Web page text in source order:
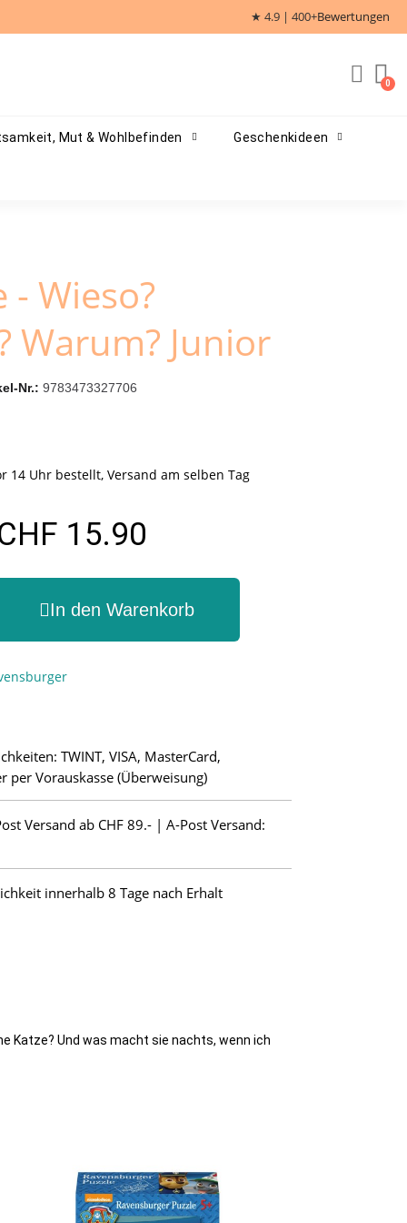
★ 4.9 | 400+Bewertungen
Mut & Wohlbefinden Geschenkideen
- Wieso?
Warum? Junior
Nr. 9783473327706
14 Uhr bestellt, Versand am selben Tag
15.90
In den Warenkorb
TWINT, VISA, MasterCard,
per Vorauskasse (Überweisung)
Versand ab CHF 89.- | A-Post Versand:
innerhalb 8 Tage nach Erhalt
Katze? Und was macht sie nachts, wenn ich